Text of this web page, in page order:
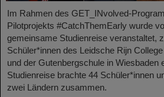
Im Rahmen des GET_INvolved-
Pilotprojekts #CatchThemEarly wurde
gemeinsame Studienreise veranstaltet,
Schüler*innen des Leidsche Rijn
und der Gutenbergschule in Wiesbaden
Studienreise brachte 44 Schüler*innen
zwei Ländern zusammen.